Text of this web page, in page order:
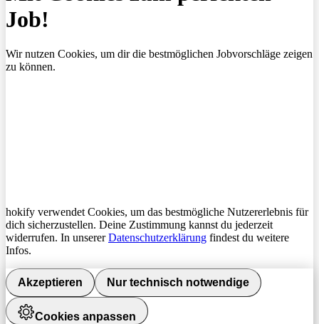
Job!
Wir nutzen Cookies, um dir die bestmöglichen Jobvorschläge zeigen
zu können.
hokify verwendet Cookies, um das bestmögliche Nutzererlebnis für
dich sicherzustellen. Deine Zustimmung kannst du jederzeit
widerrufen. In unsererDatenschutzerklärung findest du weitere
Infos.
Akzeptieren Nur technisch notwendige
Cookies anpassen